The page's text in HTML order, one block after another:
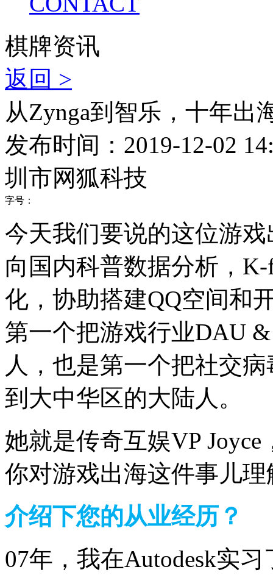
棋牌资讯
返回 >
从Zynga到智乐，十年出
发布时间：2019-12-02
圳市网狐科技
字号：
今天我们要说的这位游
向国内科普数据分析，
化，协助搭建QQ空间和
第一个把游戏行业DAU &
人，也是第一个把社交
到大中华区的大陆人。
她就是传奇互娱VP
你对游戏出海这件事儿
介绍下您的从业经历？
07年，我在Autodesk实